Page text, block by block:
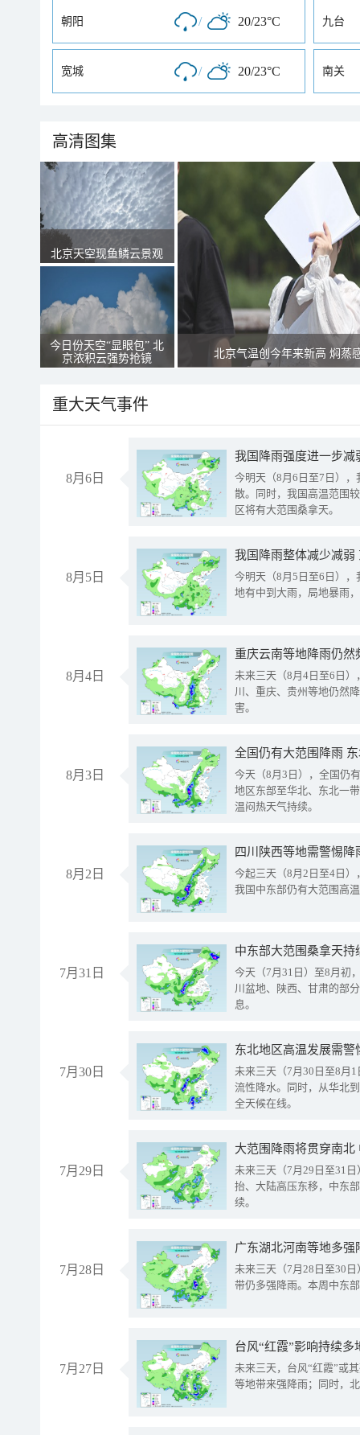
朝阳 / 20/23°C 九台
宽城 / 20/23°C 南关
高清图集
北京天空现鱼鳞云景观
今日份天空“显眼包” 北
京浓积云强势抢镜
北京气温创今年来新高 焖蒸
重大天气事件
8月6日
今明天（8月6日至7日）
散。同时，我国高温范围
区将有大范围桑拿天。
8月5日
我国降雨整体减少减弱
今明天（8月5日至6日）
地有中到大雨，局地暴雨
8月4日
重庆云南等地降雨仍然
未来三天（8月4日至6日
川、重庆、贵州等地仍然
害。
8月3日
全国仍有大范围降雨
今天（8月3日），全国仍
地区东部至华北、东北一
温闷热天气持续。
8月2日
今起三天（8月2日至4日
我国中东部仍有大范围高
7月31日
中东部大范围桑拿天
今天（7月31日）至8月初
川盆地、陕西、甘肃的部
息。
7月30日
东北地区高温发展需
未来三天（7月30日至8月
流性降水。同时，从华北
全天候在线。
7月29日
大范围降雨将贯穿南
未来三天（7月29日至31
抬、大陆高压东移，中东
续。
7月28日
广东湖北河南等地多
未来三天（7月28日至30
带仍多强降雨。本周中东
7月27日
台风“红霞”影响持续
未来三天，台风“红霞”或
等地带来强降雨；同时，